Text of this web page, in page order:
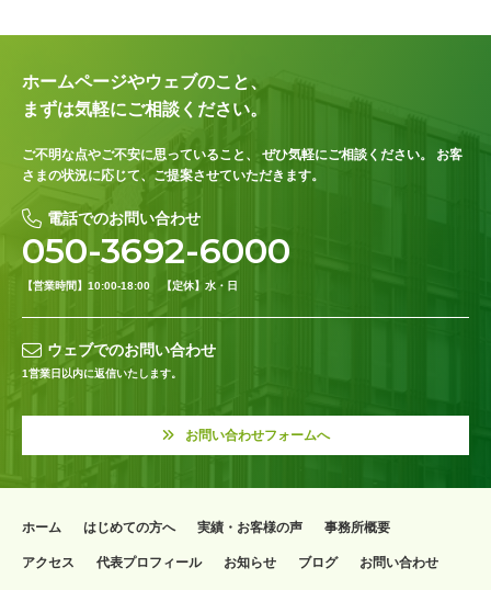
ホームページやウェブのこと、
まずは気軽にご相談ください。
ご不明な点やご不安に思っていること、 ぜひ気軽にご相談ください。
お客
さまの状況に応じて、ご提案させていただきます。
電話でのお問い合わせ
050-3692-6000
【営業時間】10:00-18:00 【定休】水・日
ウェブでのお問い合わせ
1営業日以内に返信いたします。
お問い合わせフォームへ
ホーム はじめての方へ 実績・お客様の声 事務所概要
アクセス 代表プロフィール お知らせ ブログ お問い合わせ